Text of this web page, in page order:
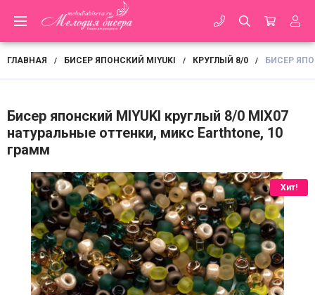
ГЛАВНАЯ / БИСЕР ЯПОНСКИЙ MIYUKI / КРУГЛЫЙ 8/0 / БИСЕР
Бисер японский MIYUKI круглый 8/0 MIX07
натуральные оттенки, микс Earthtone, 10
грамм
Хит!